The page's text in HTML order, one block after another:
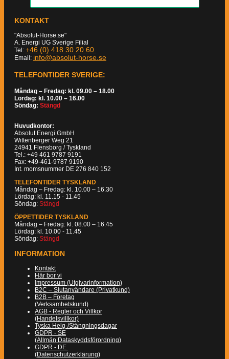
KONTAKT
"Absolut-Horse.se"
A. Energi UG Sverige Filial
Tel: +46 (0) 418 30 20 60
Email: info@absolut-horse.se
TELEFONTIDER SVERIGE:
Måndag – Fredag: kl. 09.00 – 18.00
Lördag: kl. 10.00 – 16.00
Söndag: Stängd
Huvudkontor:
Absolut Energi GmbH
Wittenberger Weg 21
24941 Flensborg / Tyskland
Tel.: +49 461 9787 9191
Fax: +49-461-9787 9190
Int. momsnummer DE 276 840 152
TELEFONTIDER TYSKLAND
Måndag – Fredag: kl. 10.00 – 16.30
Lördag: kl. 11.15 - 11.45
Söndag: Stängd
ÖPPETTIDER TYSKLAND
Måndag – Fredag: kl. 08.00 – 16.45
Lördag: kl. 10.00 - 11.45
Söndag: Stängd
INFORMATION
Kontakt
Här bor vi
Impressum (Utgivarinformation)
B2C – Slutanvändare (Privatkund)
B2B – Företag
(Verksamhetskund)
AGB - Regler och Villkor
(Handelsvillkor)
Tyska Helg-/Stängningsdagar
GDPR - SE
(Allmän Dataskyddsförordning)
GDPR - DE
(Datenschutzerklärung)